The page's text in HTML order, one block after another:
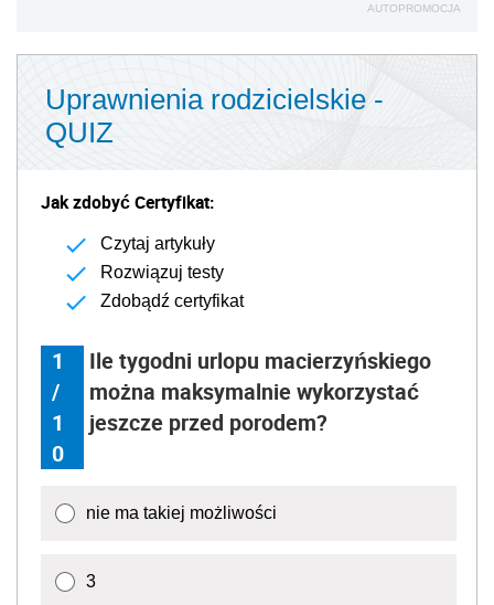
AUTOPROMOCJA
Uprawnienia rodzicielskie -
QUIZ
Jak zdobyć Certyfikat:
Czytaj artykuły
Rozwiązuj testy
Zdobądź certyfikat
1
/
1
0
Ile tygodni urlopu macierzyńskiego
można maksymalnie wykorzystać
jeszcze przed porodem?
nie ma takiej możliwości
3